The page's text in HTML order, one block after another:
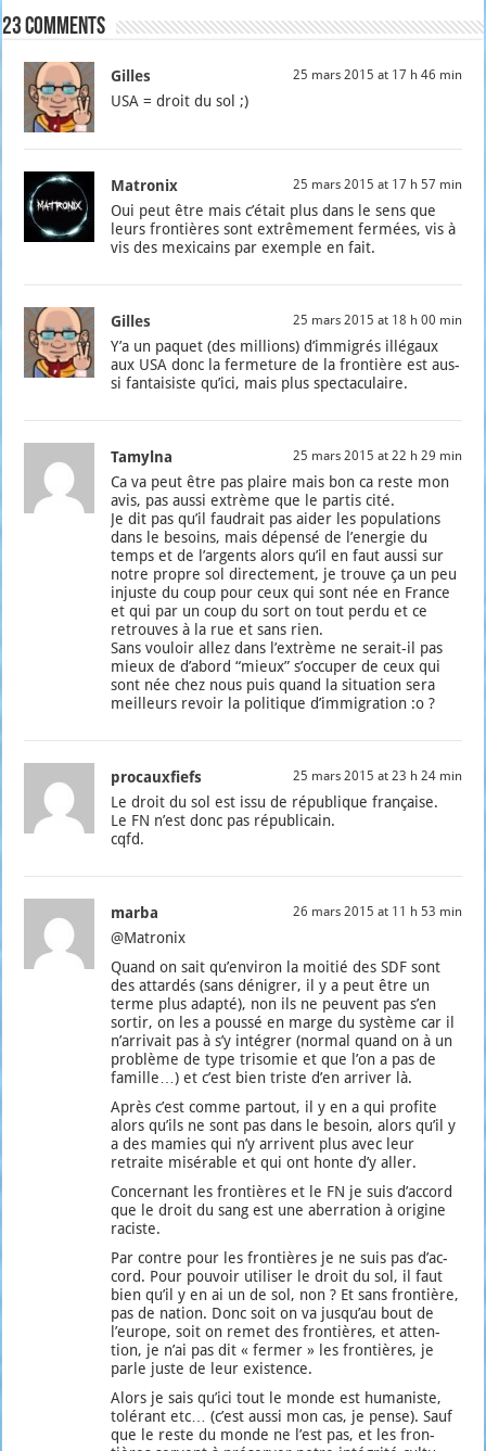
23 comments
Gilles 25 mars 2015 at 17 h 46 min
USA = droit du sol ;)
Matronix 25 mars 2015 at 17 h 57 min
Oui peut être mais c’é­tait plus dans le sens que
leurs fron­tières sont extrê­me­ment fer­mées, vis à
vis des mexi­cains par exemple en fait.
Gilles 25 mars 2015 at 18 h 00 min
Y’a un paquet (des mil­lions) d’im­mi­grés illé­gaux
aux USA donc la fer­me­ture de la fron­tière est aus­
si fan­tai­siste qu’i­ci, mais plus spec­ta­cu­laire.
Tamylna 25 mars 2015 at 22 h 29 min
Ca va peut être pas plaire mais bon ca reste mon
avis, pas aus­si extrème que le par­tis cité.
Je dit pas qu’il fau­drait pas aider les popu­la­tions
dans le besoins, mais dépen­sé de l’e­ner­gie du
temps et de l’ar­gents alors qu’il en faut aus­si sur
notre propre sol direc­te­ment, je trouve ça un peu
injuste du coup pour ceux qui sont née en France
et qui par un coup du sort on tout per­du et ce
retrouves à la rue et sans rien.
Sans vou­loir allez dans l’ex­trème ne serait-il pas
mieux de d’a­bord “mieux” s’oc­cu­per de ceux qui
sont née chez nous puis quand la situa­tion sera
meilleurs revoir la poli­tique d’im­mi­gra­tion :o ?
procauxfiefs 25 mars 2015 at 23 h 24 min
Le droit du sol est issu de répu­blique fran­çaise.
Le FN n’est donc pas répu­bli­cain.
cqfd.
marba 26 mars 2015 at 11 h 53 min
@Matronix
Quand on sait qu’en­vi­ron la moi­tié des SDF sont
des attar­dés (sans déni­grer, il y a peut être un
terme plus adap­té), non ils ne peuvent pas s’en
sor­tir, on les a pous­sé en marge du sys­tème car il
n’ar­ri­vait pas à s’y inté­grer (nor­mal quand on à un
pro­blème de type tri­so­mie et que l’on a pas de
famille…) et c’est bien triste d’en arri­ver là.
Après c’est comme par­tout, il y en a qui pro­fite
alors qu’ils ne sont pas dans le besoin, alors qu’il y
a des mamies qui n’y arrivent plus avec leur
retraite misé­rable et qui ont honte d’y aller.
Concer­nant les fron­tières et le FN je suis d’ac­cord
que le droit du sang est une aber­ra­tion à ori­gine
raciste.
Par contre pour les fron­tières je ne suis pas d’ac­
cord. Pour pou­voir uti­li­ser le droit du sol, il faut
bien qu’il y en ai un de sol, non ? Et sans fron­tière,
pas de nation. Donc soit on va jus­qu’au bout de
l’eu­rope, soit on remet des fron­tières, et atten­
tion, je n’ai pas dit « fer­mer » les fron­tières, je
parle juste de leur exis­tence.
Alors je sais qu’i­ci tout le monde est huma­niste,
tolé­rant etc… (c’est aus­si mon cas, je pense). Sauf
que le reste du monde ne l’est pas, et les fron­